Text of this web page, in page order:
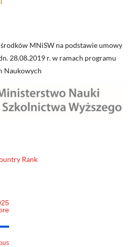
MNiSW na podstawie umowy
28.08.2019 r. w ramach programu
Naukowych